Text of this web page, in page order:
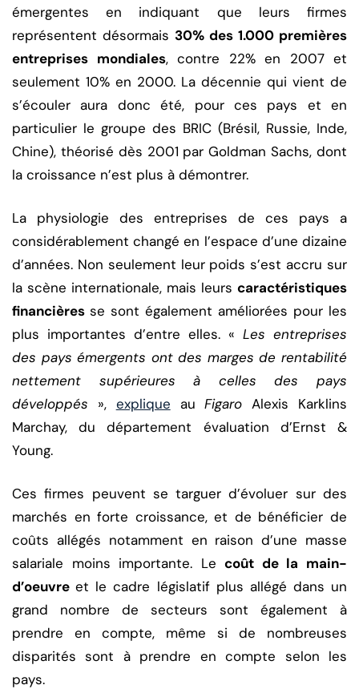
émergentes en indiquant que leurs firmes
représentent désormais 30% des 1.000 premières
entreprises mondiales, contre 22% en 2007 et
seulement 10% en 2000. La décennie qui vient de
s’écouler aura donc été, pour ces pays et en
particulier le groupe des BRIC (Brésil, Russie, Inde,
Chine), théorisé dès 2001 par Goldman Sachs, dont
la croissance n’est plus à démontrer.
La physiologie des entreprises de ces pays a
considérablement changé en l’espace d’une dizaine
d’années. Non seulement leur poids s’est accru sur
la scène internationale, mais leurs caractéristiques
financières se sont également améliorées pour les
plus importantes d’entre elles. « Les entreprises
des pays émergents ont des marges de rentabilité
nettement supérieures à celles des pays
développés », explique au FigaroAlexis Karklins
Marchay, du département évaluation d’Ernst &
Young.
Ces firmes peuvent se targuer d’évoluer sur des
marchés en forte croissance, et de bénéficier de
coûts allégés notamment en raison d’une masse
salariale moins importante. Lecoût de la main-
d’oeuvreet le cadre législatif plus allégé dans un
grand nombre de secteurs sont également à
prendre en compte, même si de nombreuses
disparités sont à prendre en compte selon les
pays.